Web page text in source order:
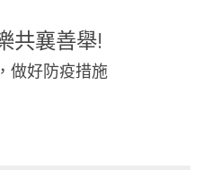
共襄善舉!
做好防疫措施